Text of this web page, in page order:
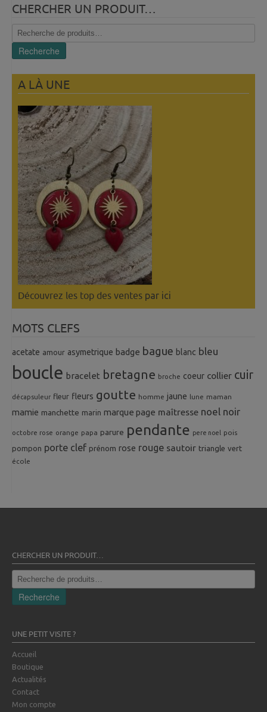
CHERCHER UN PRODUIT…
Recherche
pour :
Recherche
A LÀ UNE
Découvrez les top des ventes par ici
MOTS CLEFS
acetate amour asymetrique badge bague blanc bleu
boucle bracelet bretagne broche coeur collier cuir
décapsuleur fleur fleurs goutte homme jaune lune maman
mamie manchette marin marque page maîtresse noel noir
octobre rose orange papa parure pendante pere noel pois
pompon porte clef prénom rose rouge sautoir triangle vert
école
CHERCHER UN PRODUIT…
Recherche
pour :
Recherche
UNE PETIT VISITE ?
Accueil
Boutique
Actualités
Contact
Mon compte